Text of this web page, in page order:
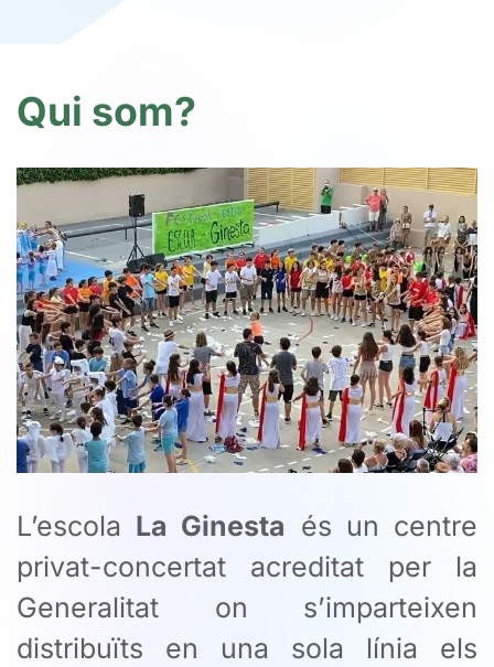
Qui som?
L’escola La Ginesta és un centre
privat-concertat acreditat per la
Generalitat on s’imparteixen
distribuïts en una sola línia els